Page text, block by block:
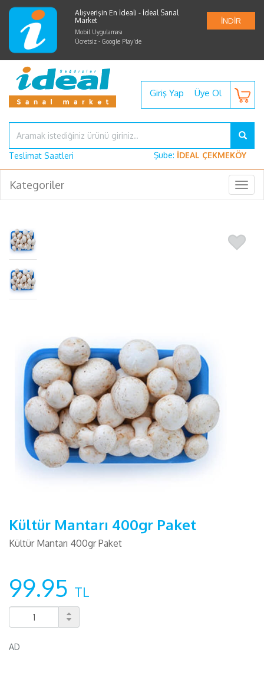
Alışverişin En İdeali - İdeal Sanal
Market
Mobil Uygulaması
Ücretsiz - Google Play'de
İNDİR
Giriş Yap Üye Ol
Teslimat Saatleri Şube: İDEAL ÇEKMEKÖY
Kategoriler
Kültür Mantarı 400gr Paket
Kültür Mantarı 400gr Paket
99.95 TL
AD